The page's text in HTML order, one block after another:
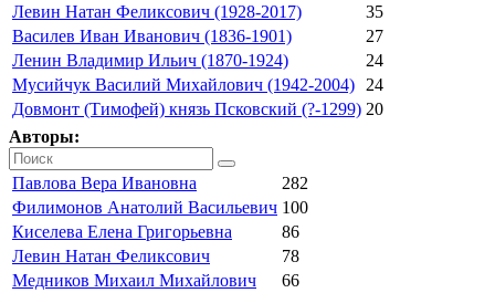
Левин Натан Феликсович (1928-2017)
35
Василев Иван Иванович (1836-1901)
27
Ленин Владимир Ильич (1870-1924)
24
Мусийчук Василий Михайлович (1942-2004)
24
Довмонт (Тимофей) князь Псковский (?-1299) 20
Авторы:
Павлова Вера Ивановна
282
Филимонов Анатолий Васильевич 100
Киселева Елена Григорьевна
86
Левин Натан Феликсович
78
Медников Михаил Михайлович
66